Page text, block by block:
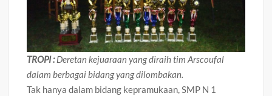
TROPI :Deretan kejuaraan yang diraih tim Arscoufal
dalam berbagai bidang yang dilombakan.
Tak hanya dalam bidang kepramukaan, SMP N 1